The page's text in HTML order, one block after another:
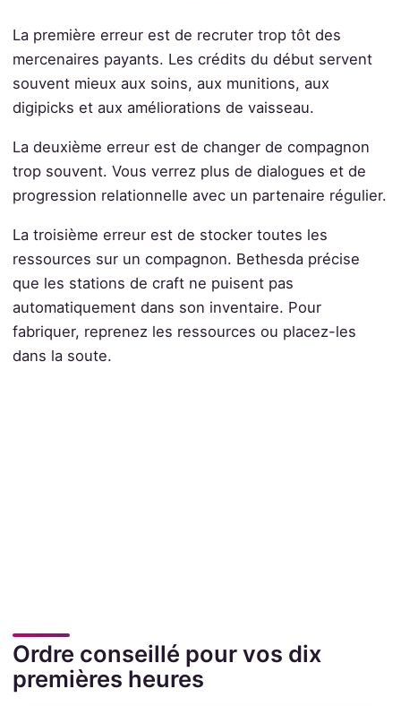
La première erreur est de recruter trop tôt des
mercenaires payants. Les crédits du début servent
souvent mieux aux soins, aux munitions, aux
digipicks et aux améliorations de vaisseau.
La deuxième erreur est de changer de compagnon
trop souvent. Vous verrez plus de dialogues et de
progression relationnelle avec un partenaire régulier.
La troisième erreur est de stocker toutes les
ressources sur un compagnon. Bethesda précise
que les stations de craft ne puisent pas
automatiquement dans son inventaire. Pour
fabriquer, reprenez les ressources ou placez-les
dans la soute.
Ordre conseillé pour vos dix
premières heures